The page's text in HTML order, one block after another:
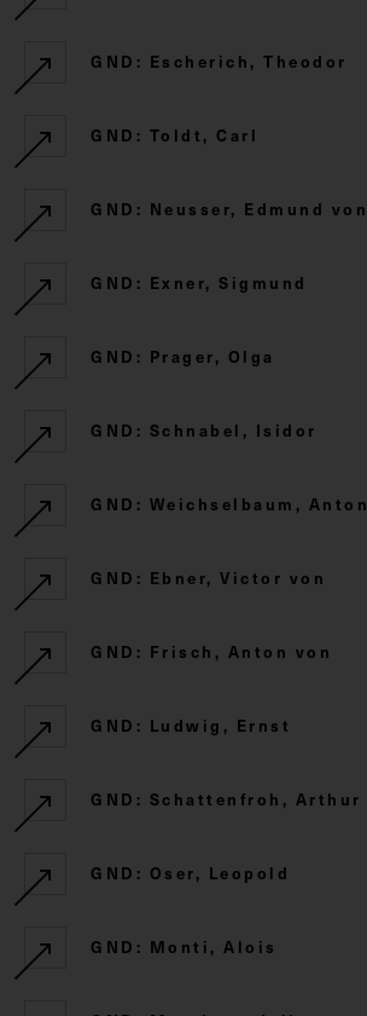
GND: Escherich, Theodor
GND: Toldt, Carl
GND: Neusser, Edmund von
GND: Exner, Sigmund
GND: Prager, Olga
GND: Schnabel, Isidor
GND: Weichselbaum, Anton
GND: Ebner, Victor von
GND: Frisch, Anton von
GND: Ludwig, Ernst
GND: Schattenfroh, Arthur
GND: Oser, Leopold
GND: Monti, Alois